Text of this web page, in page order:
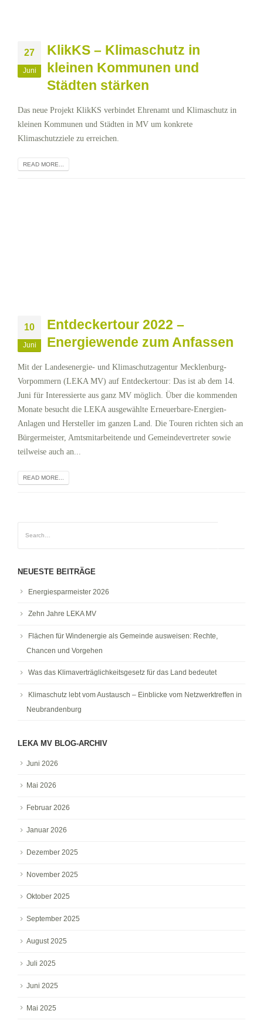
27
Juni
KlikKS – Klimaschutz in
kleinen Kommunen und
Städten stärken
Das neue Projekt KlikKS verbindet Ehrenamt und Klimaschutz in
kleinen Kommunen und Städten in MV um konkrete
Klimaschutzziele zu erreichen.
READ MORE...
10
Juni
Entdeckertour 2022 –
Energiewende zum Anfassen
Mit der Landesenergie- und Klimaschutzagentur Mecklenburg-
Vorpommern (LEKA MV) auf Entdeckertour: Das ist ab dem 14.
Juni für Interessierte aus ganz MV möglich. Über die kommenden
Monate besucht die LEKA ausgewählte Erneuerbare-Energien-
Anlagen und Hersteller im ganzen Land. Die Touren richten sich an
Bürgermeister, Amtsmitarbeitende und Gemeindevertreter sowie
teilweise auch an...
READ MORE...
NEUESTE BEITRÄGE
Energiesparmeister 2026
Zehn Jahre LEKA MV
Flächen für Windenergie als Gemeinde ausweisen: Rechte,
Chancen und Vorgehen
Was das Klimaverträglichkeitsgesetz für das Land bedeutet
Klimaschutz lebt vom Austausch – Einblicke vom Netzwerktreffen in
Neubrandenburg
LEKA MV BLOG-ARCHIV
Juni 2026
Mai 2026
Februar 2026
Januar 2026
Dezember 2025
November 2025
Oktober 2025
September 2025
August 2025
Juli 2025
Juni 2025
Mai 2025